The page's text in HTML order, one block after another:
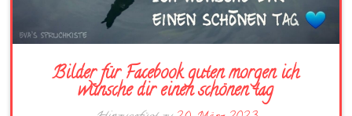
Bilder für Facebook guten morgen ich
wünsche dir einen schönen tag